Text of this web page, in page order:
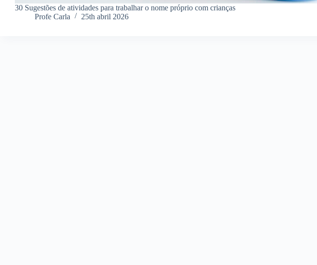
30 Sugestões de atividades para trabalhar o nome próprio com crianças
Profe Carla
25th abril 2026